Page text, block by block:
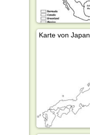
Karte von Japan